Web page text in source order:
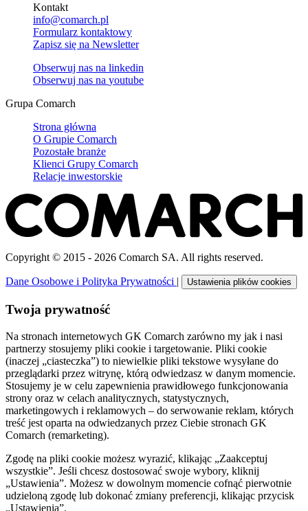
Kontakt
info@comarch.pl
Formularz kontaktowy
Zapisz się na Newsletter
Obserwuj nas na linkedin
Obserwuj nas na youtube
Grupa Comarch
Strona główna
O Grupie Comarch
Pozostałe branże
Klienci Grupy Comarch
Relacje inwestorskie
Copyright © 2015 - 2026 Comarch SA. All rights reserved.
Dane Osobowe i Polityka Prywatności | Ustawienia plików cookies
Twoja prywatność
Na stronach internetowych GK Comarch zarówno my jak i nasi
partnerzy stosujemy pliki cookie i targetowanie. Pliki cookie
(inaczej „ciasteczka”) to niewielkie pliki tekstowe wysyłane do
przeglądarki przez witrynę, którą odwiedzasz w danym momencie.
Stosujemy je w celu zapewnienia prawidłowego funkcjonowania
strony oraz w celach analitycznych, statystycznych,
marketingowych i reklamowych – do serwowanie reklam, których
treść jest oparta na odwiedzanych przez Ciebie stronach GK
Comarch (remarketing).
Zgodę na pliki cookie możesz wyrazić, klikając „Zaakceptuj
wszystkie”. Jeśli chcesz dostosować swoje wybory, kliknij
„Ustawienia”. Możesz w dowolnym momencie cofnąć pierwotnie
udzieloną zgodę lub dokonać zmiany preferencji, klikając przycisk
„Ustawienia”.